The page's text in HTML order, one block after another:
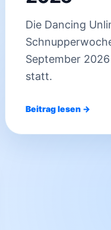
Die Dancing
September
statt.
Beitrag lesen →